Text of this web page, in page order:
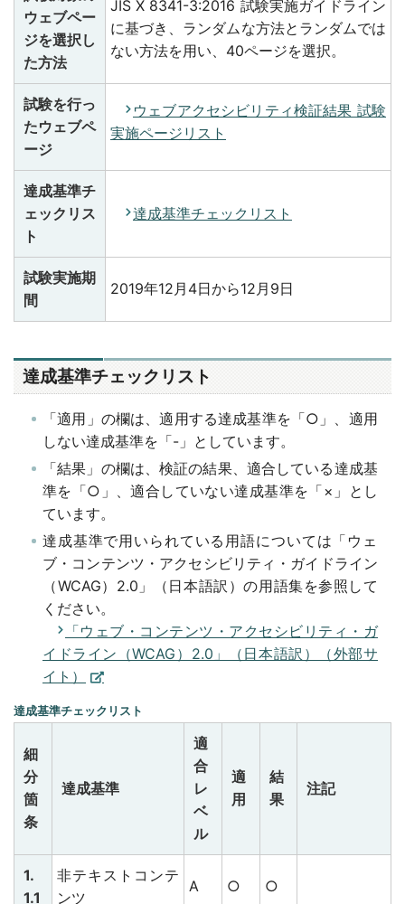
ウェブペー
ジを選択し
た方法
JIS X 8341-3:2016 試験実施ガイドライン
に基づき、ランダムな方法とランダムでは
ない方法を用い、40ページを選択。
試験を行っ
たウェブペ
ージ
ウェブアクセシビリティ検証結果 試験
実施ページリスト
達成基準チ
ェックリス
ト
達成基準チェックリスト
試験実施期
間
2019年12月4日から12月9日
達成基準チェックリスト
「適用」の欄は、適用する達成基準を「○」、適用
しない達成基準を「-」としています。
「結果」の欄は、検証の結果、適合している達成基
準を「○」、適合していない達成基準を「×」とし
ています。
達成基準で用いられている用語については「ウェ
ブ・コンテンツ・アクセシビリティ・ガイドライン
（WCAG）2.0」（日本語訳）の用語集を参照して
ください。
「ウェブ・コンテンツ・アクセシビリティ・ガ
イドライン（WCAG）2.0」（日本語訳）（外部サ
イト）
達成基準チェックリスト
細
分
箇
条
達成基準
適
合
レ
ベ
ル
適
用
結
果
注記
1.
1.1
非テキストコンテ
ンツ
A ○ ○